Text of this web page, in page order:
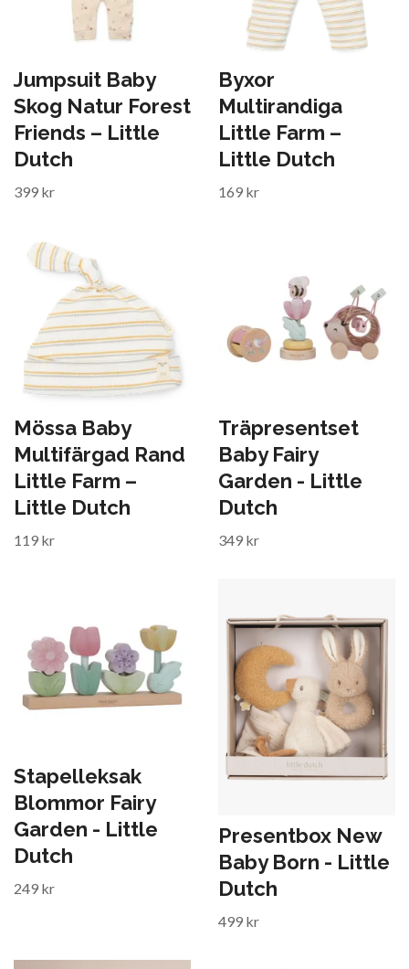
Jumpsuit Baby
Skog Natur Forest
Friends – Little
Dutch
399 kr
Byxor
Multirandiga
Little Farm –
Little Dutch
169 kr
Mössa Baby
Multifärgad Rand
Little Farm –
Little Dutch
119 kr
Träpresentset
Baby Fairy
Garden - Little
Dutch
349 kr
Stapelleksak
Blommor Fairy
Garden - Little
Dutch
249 kr
Presentbox New
Baby Born - Little
Dutch
499 kr